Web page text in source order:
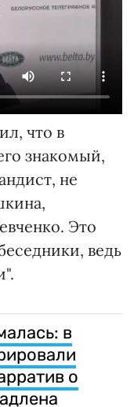
что в
знакомый,
не
Это
ведь
в
о